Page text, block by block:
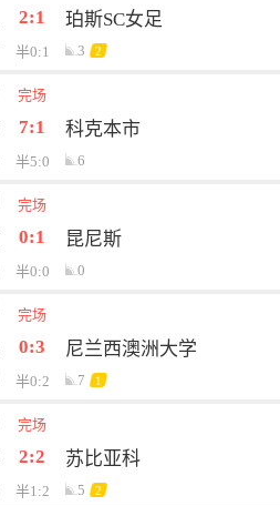
2:1 珀斯SC女足
半0:1 3 2
完场
7:1 科克本市
半5:0 6
完场
0:1 昆尼斯
半0:0 0
完场
0:3 尼兰西澳洲大学
半0:2 7 1
完场
2:2 苏比亚科
半1:2 5 2